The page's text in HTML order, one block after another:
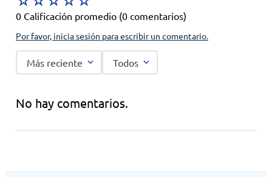
0 Calificación promedio (0 comentarios)
Por favor, inicia sesión para escribir un comentario.
Más reciente Todos
No hay comentarios.